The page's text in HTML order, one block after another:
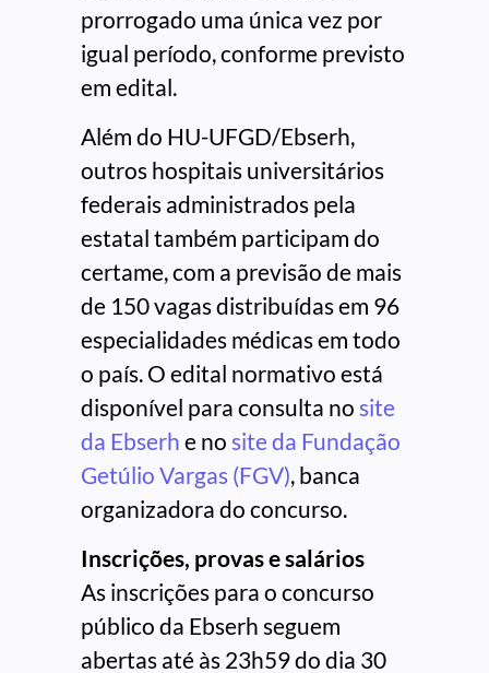
prorrogado uma única vez por
igual período, conforme previsto
em edital.
Além do HU-UFGD/Ebserh,
outros hospitais universitários
federais administrados pela
estatal também participam do
certame, com a previsão de mais
de 150 vagas distribuídas em 96
especialidades médicas em todo
o país. O edital normativo está
disponível para consulta no site
da Ebserh e no site da Fundação
Getúlio Vargas (FGV), banca
organizadora do concurso.
Inscrições, provas e salários
As inscrições para o concurso
público da Ebserh seguem
abertas até às 23h59 do dia 30